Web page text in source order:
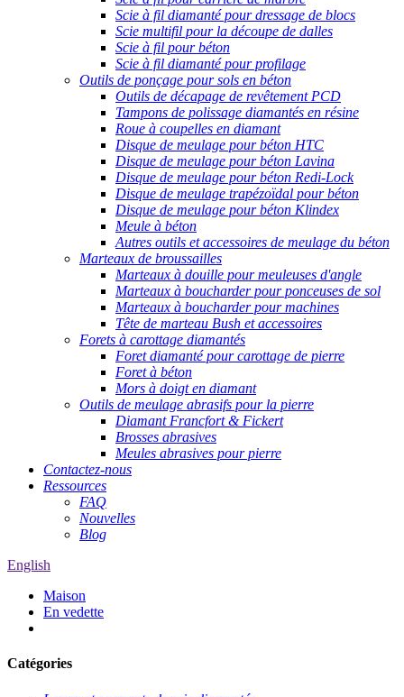
Scie à fil diamanté pour dressage de blocs
Scie multifil pour la découpe de dalles
Scie à fil pour béton
Scie à fil diamanté pour profilage
Outils de ponçage pour sols en béton
Outils de décapage de revêtement PCD
Tampons de polissage diamantés en résine
Roue à coupelles en diamant
Disque de meulage pour béton HTC
Disque de meulage pour béton Lavina
Disque de meulage pour béton Redi-Lock
Disque de meulage trapézoïdal pour béton
Disque de meulage pour béton Klindex
Meule à béton
Autres outils et accessoires de meulage du béton
Marteaux de broussailles
Marteaux à douille pour meuleuses d'angle
Marteaux à boucharder pour ponceuses de sol
Marteaux à boucharder pour machines
Tête de marteau Bush et accessoires
Forets à carottage diamantés
Foret diamanté pour carottage de pierre
Foret à béton
Mors à doigt en diamant
Outils de meulage abrasifs pour la pierre
Diamant Francfort & Fickert
Brosses abrasives
Meules abrasives pour pierre
Contactez-nous
Ressources
FAQ
Nouvelles
Blog
English
Maison
En vedette
Catégories